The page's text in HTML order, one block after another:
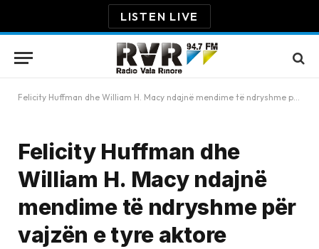
LISTEN LIVE
Felicity Huffman dhe William H. Macy ndajnë mendime të ndryshme për vajzën e tyre aktore
Felicity Huffman dhe
William H. Macy ndajnë
mendime të ndryshme për
vajzën e tyre aktore